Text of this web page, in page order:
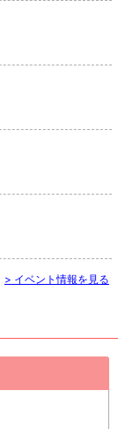
> イベント情報を見る